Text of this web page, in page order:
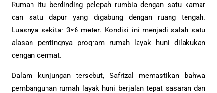
Rumah itu berdinding pelepah rumbia dengan satu kamar
dan satu dapur yang digabung dengan ruang tengah.
Luasnya sekitar 3×6 meter. Kondisi ini menjadi salah satu
alasan pentingnya program rumah layak huni dilakukan
dengan cermat.
Dalam kunjungan tersebut, Safrizal memastikan bahwa
pembangunan rumah layak huni berjalan tepat sasaran dan